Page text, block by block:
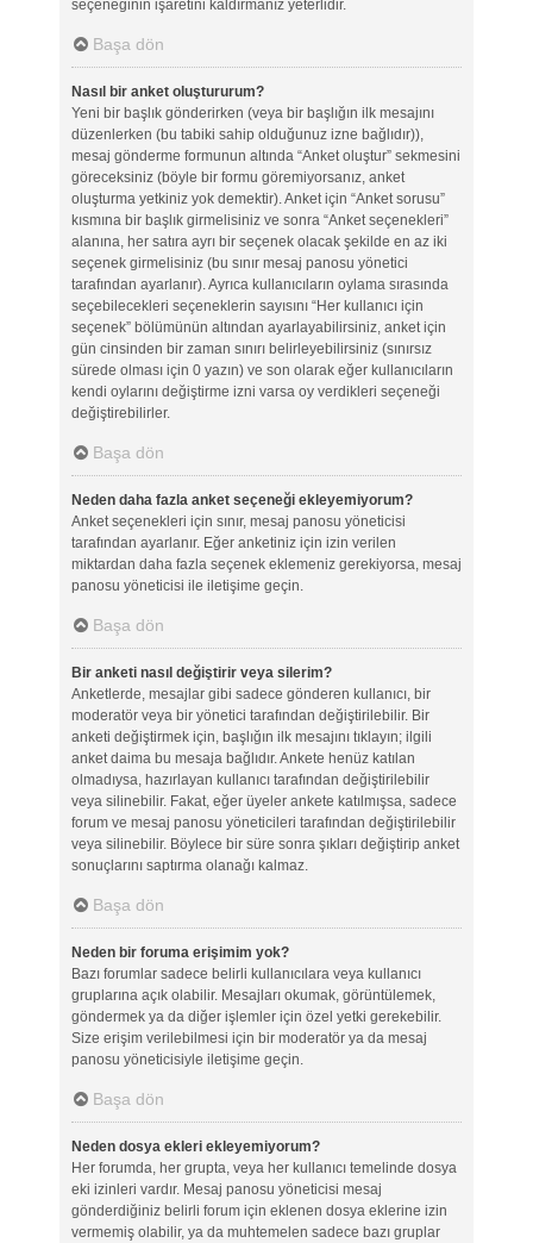
seçeneğinin işaretini kaldırmanız yeterlidir.
Başa dön
Nasıl bir anket oluştururum?
Yeni bir başlık gönderirken (veya bir başlığın ilk mesajını
düzenlerken (bu tabiki sahip olduğunuz izne bağlıdır)),
mesaj gönderme formunun altında “Anket oluştur” sekmesini
göreceksiniz (böyle bir formu göremiyorsanız, anket
oluşturma yetkiniz yok demektir). Anket için “Anket sorusu”
kısmına bir başlık girmelisiniz ve sonra “Anket seçenekleri”
alanına, her satıra ayrı bir seçenek olacak şekilde en az iki
seçenek girmelisiniz (bu sınır mesaj panosu yönetici
tarafından ayarlanır). Ayrıca kullanıcıların oylama sırasında
seçebilecekleri seçeneklerin sayısını “Her kullanıcı için
seçenek” bölümünün altından ayarlayabilirsiniz, anket için
gün cinsinden bir zaman sınırı belirleyebilirsiniz (sınırsız
sürede olması için 0 yazın) ve son olarak eğer kullanıcıların
kendi oylarını değiştirme izni varsa oy verdikleri seçeneği
değiştirebilirler.
Başa dön
Neden daha fazla anket seçeneği ekleyemiyorum?
Anket seçenekleri için sınır, mesaj panosu yöneticisi
tarafından ayarlanır. Eğer anketiniz için izin verilen
miktardan daha fazla seçenek eklemeniz gerekiyorsa, mesaj
panosu yöneticisi ile iletişime geçin.
Başa dön
Bir anketi nasıl değiştirir veya silerim?
Anketlerde, mesajlar gibi sadece gönderen kullanıcı, bir
moderatör veya bir yönetici tarafından değiştirilebilir. Bir
anketi değiştirmek için, başlığın ilk mesajını tıklayın; ilgili
anket daima bu mesaja bağlıdır. Ankete henüz katılan
olmadıysa, hazırlayan kullanıcı tarafından değiştirilebilir
veya silinebilir. Fakat, eğer üyeler ankete katılmışsa, sadece
forum ve mesaj panosu yöneticileri tarafından değiştirilebilir
veya silinebilir. Böylece bir süre sonra şıkları değiştirip anket
sonuçlarını saptırma olanağı kalmaz.
Başa dön
Neden bir foruma erişimim yok?
Bazı forumlar sadece belirli kullanıcılara veya kullanıcı
gruplarına açık olabilir. Mesajları okumak, görüntülemek,
göndermek ya da diğer işlemler için özel yetki gerekebilir.
Size erişim verilebilmesi için bir moderatör ya da mesaj
panosu yöneticisiyle iletişime geçin.
Başa dön
Neden dosya ekleri ekleyemiyorum?
Her forumda, her grupta, veya her kullanıcı temelinde dosya
eki izinleri vardır. Mesaj panosu yöneticisi mesaj
gönderdiğiniz belirli forum için eklenen dosya eklerine izin
vermemiş olabilir, ya da muhtemelen sadece bazı gruplar